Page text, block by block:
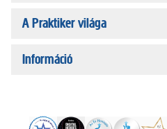
A Praktiker világa
Információ